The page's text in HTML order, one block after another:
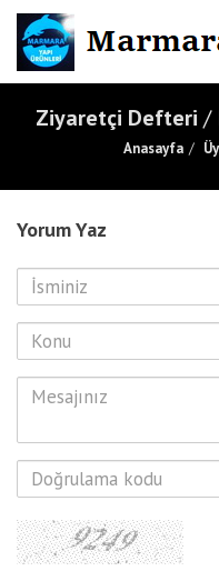
Ziyaretçi Defteri /
Anasayfa
Yorum Yaz